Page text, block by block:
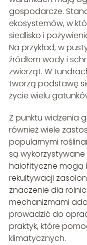
gospodarcze.
ekosystemów, w
siedlisko i
Na przykład, w
źródłem wody i
zwierząt. W
tworzą podstawę
życie wielu
Z punktu widzenia
również wiele
popularnymi
są
halofityczne mogą
rekultywacji
znaczenie dla
mechanizmami
prowadzić do
praktyk, które
klimatycznych.